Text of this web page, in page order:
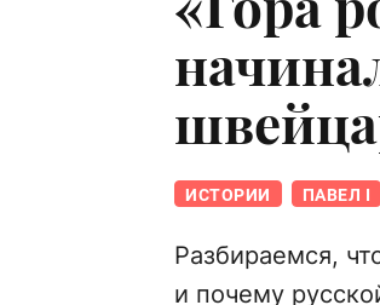
ИСТОРИИ ПАВЕЛ I
Разбираемся,
и почему